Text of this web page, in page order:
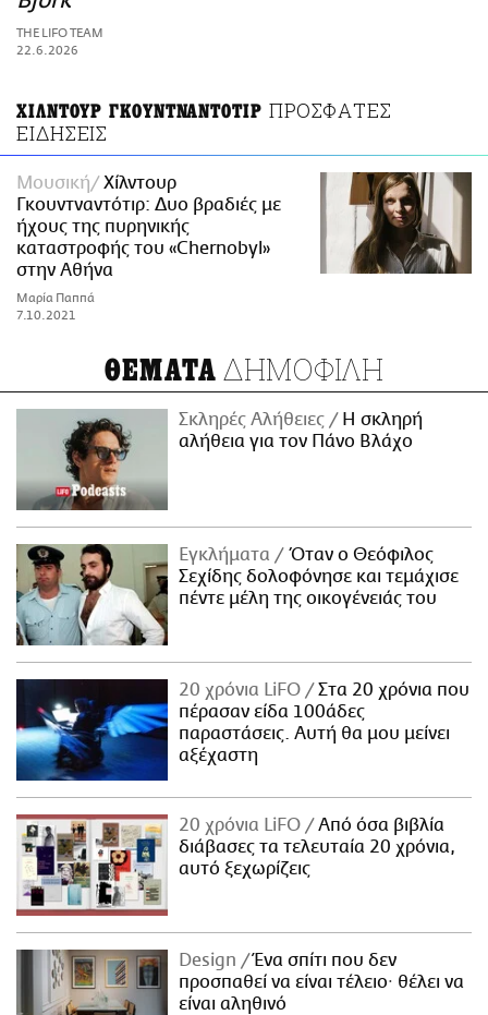
ΑΜΠΑ
PRINT
THE LIFO TEAM
22.6.2026
ΧΙΛΝΤΟΥΡ ΓΚΟΥΝΤΝΑΝΤΟΤΙΡ ΠΡΟΣΦΑΤΕΣ
ΕΙΔΗΣΕΙΣ
Μουσική
Χίλντουρ
Γκουντναντότιρ: Δυο βραδιές με
ήχους της πυρηνικής
καταστροφής του «Chernobyl»
στην Αθήνα
Μαρία Παππά
7.10.2021
ΘΕΜΑΤΑ ΔΗΜΟΦΙΛΗ
Σκληρές Αλήθειες
H σκληρή
αλήθεια για τον Πάνο Βλάχο
Εγκλήματα
Όταν ο Θεόφιλος
Σεχίδης δολοφόνησε και τεμάχισε
πέντε μέλη της οικογένειάς του
20 χρόνια LiFO
Στα 20 χρόνια που
πέρασαν είδα 100άδες
παραστάσεις. Αυτή θα μου μείνει
αξέχαστη
20 χρόνια LiFO
Από όσα βιβλία
διάβασες τα τελευταία 20 χρόνια,
αυτό ξεχωρίζεις
Design
Ένα σπίτι που δεν
προσπαθεί να είναι τέλειο· θέλει να
είναι αληθινό